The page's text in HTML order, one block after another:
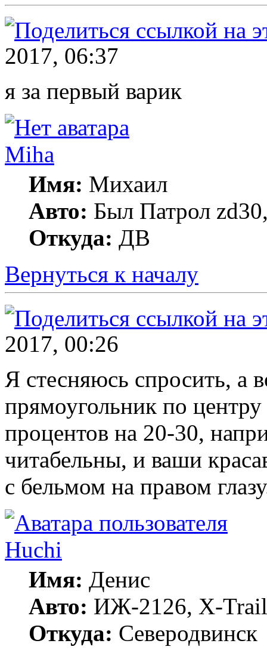
2017, 06:37
я за первый варик
Miha
Имя: Михаил
Авто: Был Патрол
Откуда: ДВ
Вернуться к началу
2017, 00:26
Я стесняюсь спросить, а
прямоугольник по
процентов на 20-30,
читабельны, и ваши
с бельмом на правом
Huchi
Имя: Денис
Авто: ИЖ-2126, X-
Откуда: Северодвинск